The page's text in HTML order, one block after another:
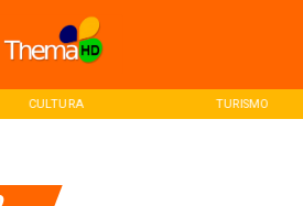
CULTURA TURISMO